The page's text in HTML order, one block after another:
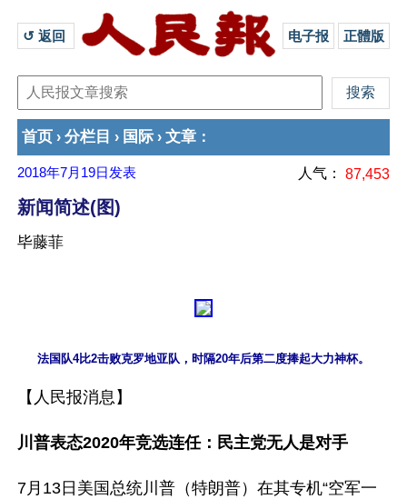
↺ 返回 电子报 正體版
首页 › 分栏目 › 国际 › 文章 ：
2018年7月19日 发表 人气： 87,453
新闻简述(图)
毕藤菲
【人民报消息】
川普表态2020年竞选连任：民主党无人是对手
7月13日美国总统川普（特朗普）在其专机“空军一